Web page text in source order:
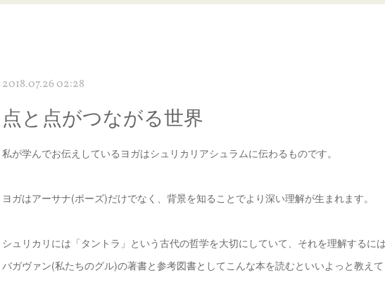
2018.07.26 02:28
点と点がつながる世界
私が学んでお伝えしているヨガはシュリカリアシュラムに伝わるものです。
ヨガはアーサナ(ポーズ)だけでなく、背景を知ることでより深い理解が生まれます。
シュリカリには「タントラ」という古代の哲学を大切にしていて、それを理解するに
バガヴァン(私たちのグル)の著書と参考図書としてこんな本を読むといいよっと教え